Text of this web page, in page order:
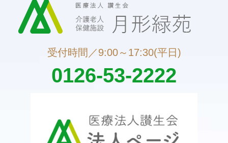
受付時間／9:00～17:30(平日)
0126-53-2222